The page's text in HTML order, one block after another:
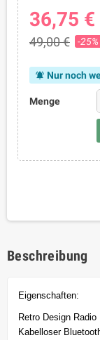
36,75 €
49,00 € -25%
notifications_active Nur noch
Menge
Beschreibung
Eigenschaften:
Retro Design Radio
Kabelloser